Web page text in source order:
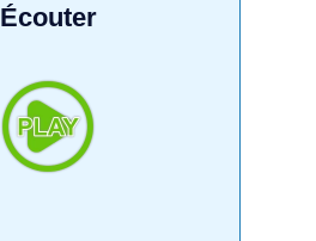
Écouter